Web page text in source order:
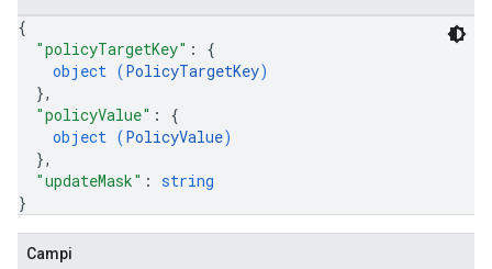
{
"policyTargetKey" : {
object (PolicyTargetKey)
},
"policyValue" : {
object (PolicyValue)
},
"updateMask" : string
}
Campi